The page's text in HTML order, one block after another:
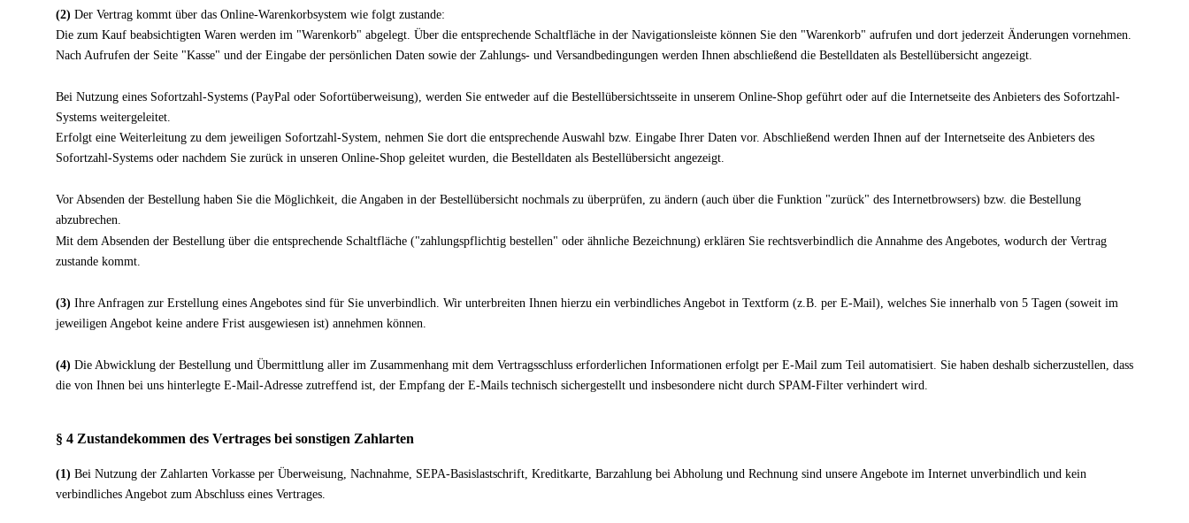
(2) Der Vertrag kommt über das Online-Warenkorbsystem wie folgt zustande:
Die zum Kauf beabsichtigten Waren werden im "Warenkorb" abgelegt. Über die entsprechende Schaltfläche in der Navigationsleiste können Sie den "Warenkorb" aufrufen und dort jederzeit Änderungen vornehmen.
Nach Aufrufen der Seite "Kasse" und der Eingabe der persönlichen Daten sowie der Zahlungs- und Versandbedingungen werden Ihnen abschließend die Bestelldaten als Bestellübersicht angezeigt.
Bei Nutzung eines Sofortzahl-Systems (PayPal oder Sofortüberweisung), werden Sie entweder auf die Bestellübersichtsseite in unserem Online-Shop geführt oder auf die Internetseite des Anbieters des Sofortzahl-
Systems weitergeleitet.
Erfolgt eine Weiterleitung zu dem jeweiligen Sofortzahl-System, nehmen Sie dort die entsprechende Auswahl bzw. Eingabe Ihrer Daten vor. Abschließend werden Ihnen auf der Internetseite des Anbieters des
Sofortzahl-Systems oder nachdem Sie zurück in unseren Online-Shop geleitet wurden, die Bestelldaten als Bestellübersicht angezeigt.
Vor Absenden der Bestellung haben Sie die Möglichkeit, die Angaben in der Bestellübersicht nochmals zu überprüfen, zu ändern (auch über die Funktion "zurück" des Internetbrowsers) bzw. die Bestellung
abzubrechen.
Mit dem Absenden der Bestellung über die entsprechende Schaltfläche ("zahlungspflichtig bestellen" oder ähnliche Bezeichnung) erklären Sie rechtsverbindlich die Annahme des Angebotes, wodurch der Vertrag
zustande kommt.
(3) Ihre Anfragen zur Erstellung eines Angebotes sind für Sie unverbindlich. Wir unterbreiten Ihnen hierzu ein verbindliches Angebot in Textform (z.B. per E-Mail), welches Sie innerhalb von 5 Tagen (soweit im
jeweiligen Angebot keine andere Frist ausgewiesen ist) annehmen können.
(4) Die Abwicklung der Bestellung und Übermittlung aller im Zusammenhang mit dem Vertragsschluss erforderlichen Informationen erfolgt per E-Mail zum Teil automatisiert. Sie haben deshalb sicherzustellen, dass
die von Ihnen bei uns hinterlegte E-Mail-Adresse zutreffend ist, der Empfang der E-Mails technisch sichergestellt und insbesondere nicht durch SPAM-Filter verhindert wird.
§ 4 Zustandekommen des Vertrages bei sonstigen Zahlarten
(1) Bei Nutzung der Zahlarten Vorkasse per Überweisung, Nachnahme, SEPA-Basislastschrift, Kreditkarte, Barzahlung bei Abholung und Rechnung sind unsere Angebote im Internet unverbindlich und kein
verbindliches Angebot zum Abschluss eines Vertrages.